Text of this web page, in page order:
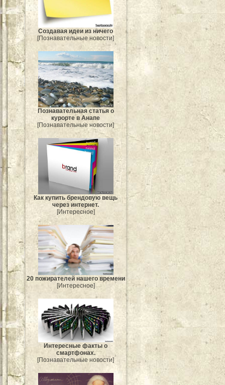
Создавая идеи из ничего
[Познавательные новости]
Познавательная статья о
курорте в Анапе
[Познавательные новости]
Как купить брендовую вещь
через интернет.
[Интересное]
20 пожирателей нашего времени
[Интересное]
Интересные факты о
смартфонах.
[Познавательные новости]